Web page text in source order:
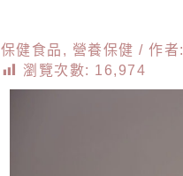
保健食品 , 營養保健 / 作者:
瀏覽次數: 16,974